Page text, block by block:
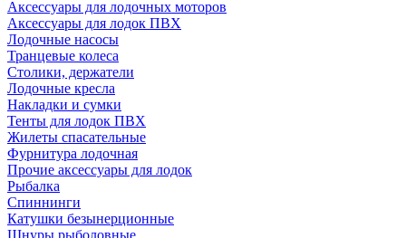
Аксессуары для лодочных моторов
Аксессуары для лодок ПВХ
Лодочные насосы
Транцевые колеса
Столики, держатели
Лодочные кресла
Накладки и сумки
Тенты для лодок ПВХ
Жилеты спасательные
Фурнитура лодочная
Прочие аксессуары для лодок
Рыбалка
Спиннинги
Катушки безынерционные
Шнуры рыболовные